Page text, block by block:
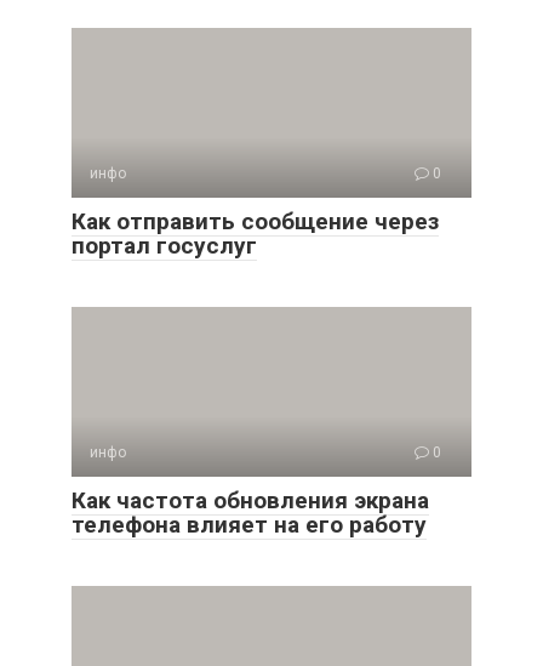
инфо 0
Как отправить сообщение через
портал госуслуг
инфо 0
Как частота обновления экрана
телефона влияет на его работу